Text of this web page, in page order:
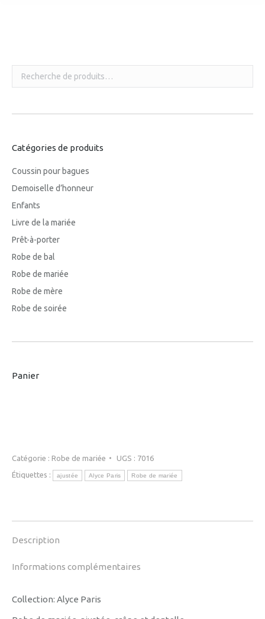
Catégorie : Robe de mariée UGS : 7016
Étiquettes :
ajustée Alyce Paris Robe de mariée
Description
Informations complémentaires
Collection: Alyce Paris
Catégories de produits
Coussin pour bagues
Demoiselle d’honneur
Enfants
Livre de la mariée
Prêt-à-porter
Robe de bal
Robe de mariée
Robe de mère
Robe de soirée
Panier